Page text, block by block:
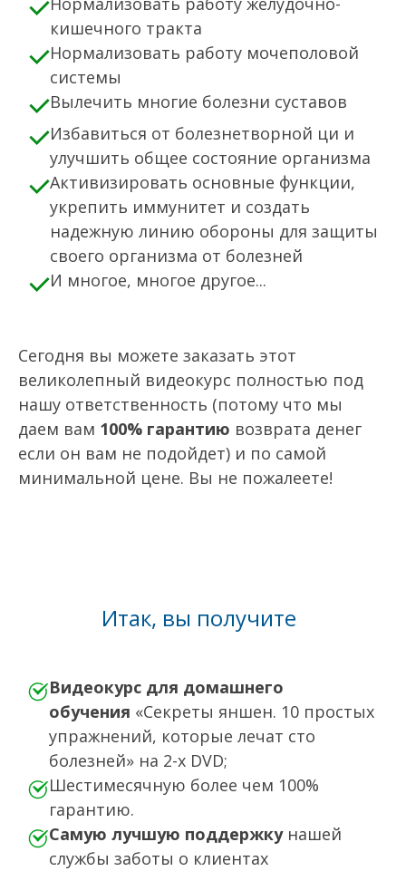
кишечного тракта
Нормализовать работу мочеполовой
системы
Вылечить многие болезни суставов
Избавиться от болезнетворной ци и
улучшить общее состояние организма
Активизировать основные функции,
укрепить иммунитет и создать
надежную линию обороны для защиты
своего организма от болезней
И многое, многое другое...
Сегодня вы можете заказать этот
великолепный видеокурс полностью под
нашу ответственность (потому что мы
даем вам 100% гарантию возврата денег
если он вам не подойдет) и по самой
минимальной цене. Вы не пожалеете!
Итак, вы получите
Видеокурс для домашнего
обучения «Секреты яншен. 10 простых
упражнений, которые лечат сто
болезней» на 2-х DVD;
Шестимесячную более чем 100%
гарантию.
Самую лучшую поддержку нашей
службы заботы о клиентах